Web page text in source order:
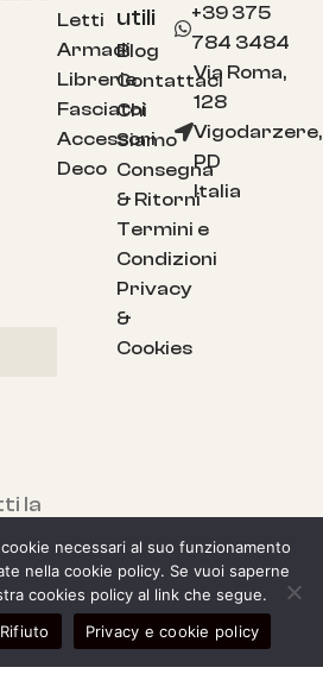
la
Letti
Armadi
Librerie
Fasciatoi
Accessori
Deco
utili
Blog
Contattaci
Chi
Siamo
Consegna
& Ritorni
Termini e
Condizioni
Privacy
&
Cookies
+39 375
784 3484
Via Roma,
128
Vigodarzere,
PD
Italia
necessari al suo funzionamento
nella cookie policy. Se vuoi saperne
cookies policy al link che segue.
Rifiuto Privacy e cookie policy